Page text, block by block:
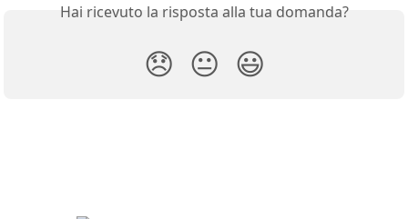
Hai ricevuto la risposta alla tua domanda?
😞 😐 😃